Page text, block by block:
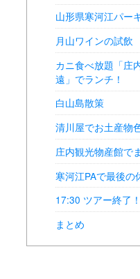
山形県寒河江パー
月山ワインの試飲
カニ食べ放題「庄
遠」でランチ！
白山島散策
清川屋でお土産物
庄内観光物産館で
寒河江PAで最後の
17:30 ツアー終了
まとめ